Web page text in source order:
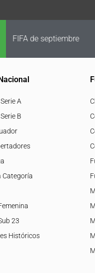
FIFA analiza vender
A
B
Categoría
23
Históricos